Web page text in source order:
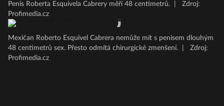
Penis Roberta Esquivela Cabrery měří 48 centimetrů.
Zdroj:
Profimedia.cz
Mexičan Roberto Esquivel Cabrera nemůže mít s penisem dlouhým
48 centimetrů sex. Přesto odmítá chirurgické zmenšení.
Zdroj:
Profimedia.cz